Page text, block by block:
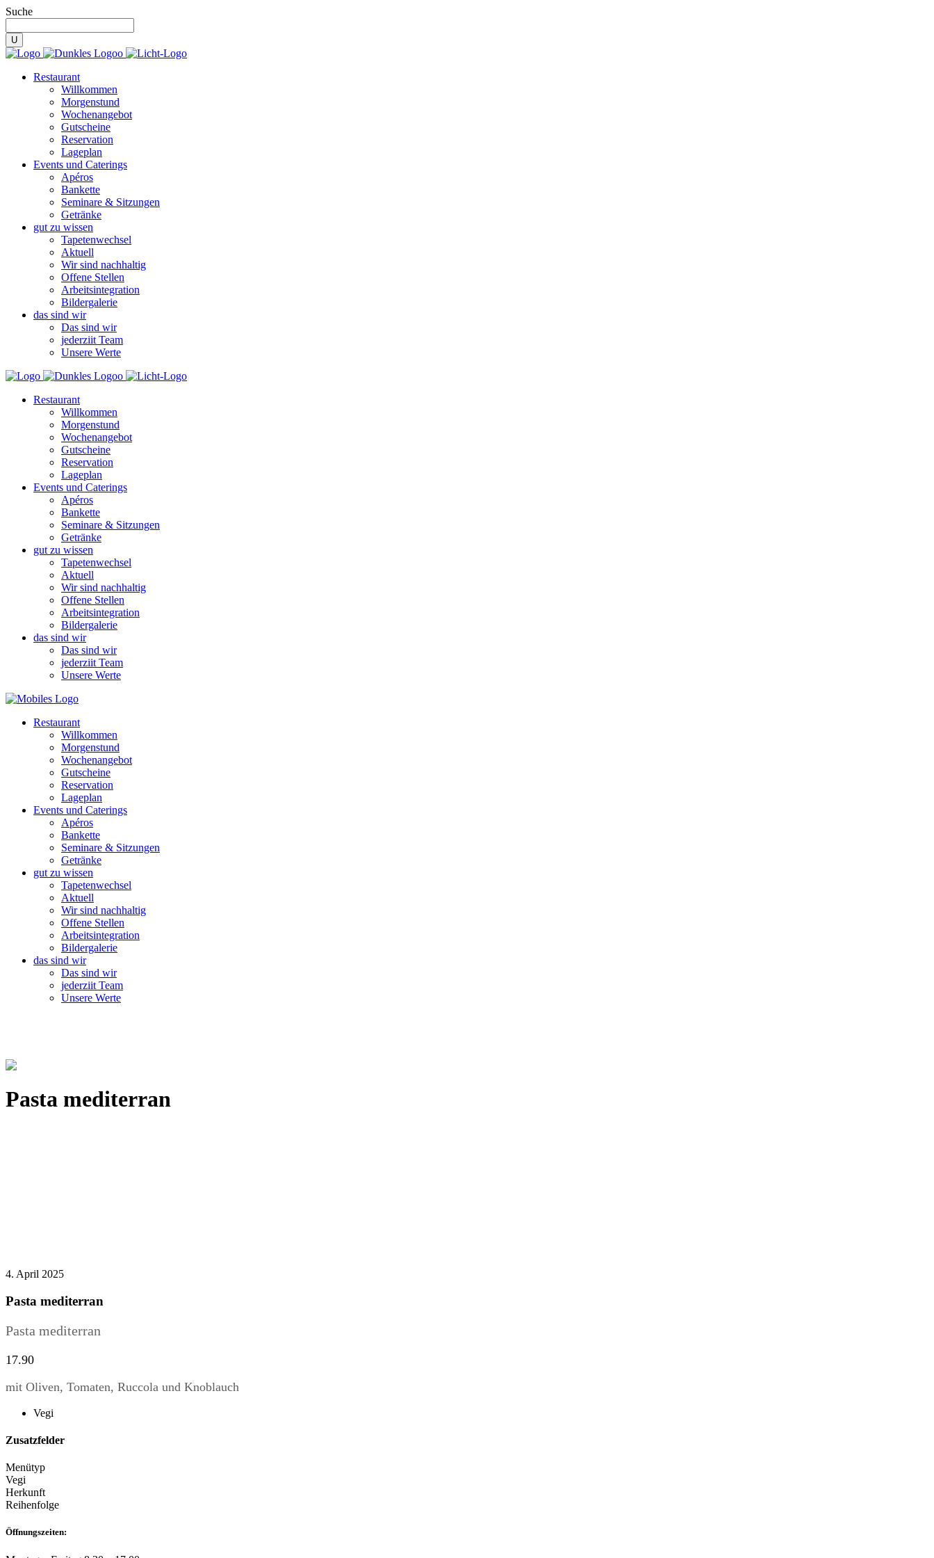
Suche
Restaurant
Willkommen
Morgenstund
Wochenangebot
Gutscheine
Reservation
Lageplan
Events und Caterings
Apéros
Bankette
Seminare & Sitzungen
Getränke
gut zu wissen
Tapetenwechsel
Aktuell
Wir sind nachhaltig
Offene Stellen
Arbeitsintegration
Bildergalerie
das sind wir
Das sind wir
jederziit Team
Unsere Werte
Restaurant
Willkommen
Morgenstund
Wochenangebot
Gutscheine
Reservation
Lageplan
Events und Caterings
Apéros
Bankette
Seminare & Sitzungen
Getränke
gut zu wissen
Tapetenwechsel
Aktuell
Wir sind nachhaltig
Offene Stellen
Arbeitsintegration
Bildergalerie
das sind wir
Das sind wir
jederziit Team
Unsere Werte
Restaurant
Willkommen
Morgenstund
Wochenangebot
Gutscheine
Reservation
Lageplan
Events und Caterings
Apéros
Bankette
Seminare & Sitzungen
Getränke
gut zu wissen
Tapetenwechsel
Aktuell
Wir sind nachhaltig
Offene Stellen
Arbeitsintegration
Bildergalerie
das sind wir
Das sind wir
jederziit Team
Unsere Werte
Pasta mediterran
4. April 2025
Pasta mediterran
Pasta mediterran
17.90
mit Oliven, Tomaten, Ruccola und Knoblauch
Vegi
Zusatzfelder
Menütyp
Vegi
Herkunft
Reihenfolge
Öffnungszeiten: